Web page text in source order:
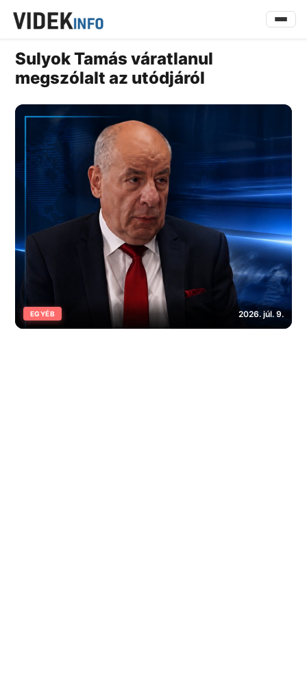
Sulyok Tamás váratlanul
megszólalt az utódjáról
EGYÉB 2026. júl. 9.